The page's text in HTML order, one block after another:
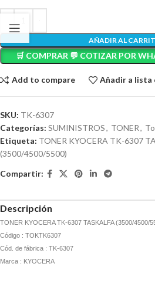
AÑADIR AL
🛒 COMPRAR 💬 COTIZAR POR
Add to compare Añadir a lista
SKU: TK-6307
Categorías: SUMINISTROS, TONER,
Etiqueta: TONER KYOCERA TK-6307
(3500/4500/5500)
Compartir:
Descripción
TONER KYOCERA TK-6307 TASKALFA (3500/4500/
Código : TOKTK6307
Cód. de fábrica : TK-6307
Marca : KYOCERA